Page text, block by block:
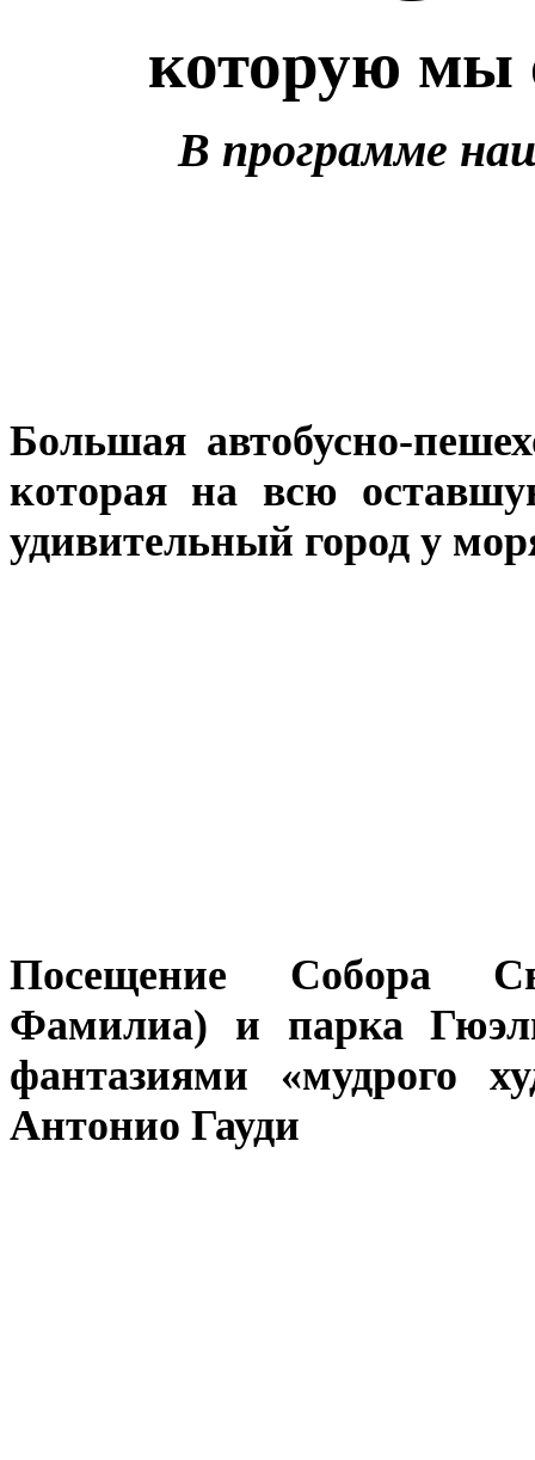
которую мы
В программе
Большая автобусно-
которая на всю
удивительный город у
Посещение Собора
Фамилиа) и парка
фантазиями «мудрого
Антонио Гауди